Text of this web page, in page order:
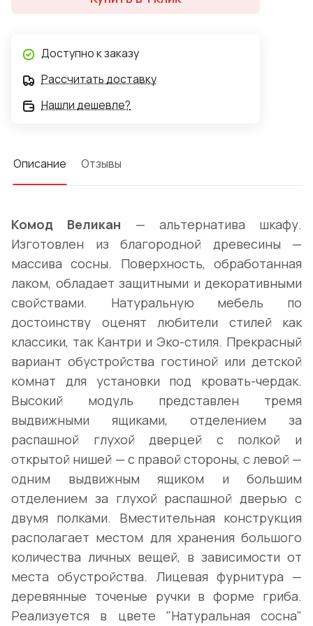
"Натуральная сосна" производства мебельной
Доступно к заказу
Рассчитать доставку
Нашли дешевле?
Описание Отзывы
Комод Великан — альтернатива шкафу.
Изготовлен из благородной древесины —
массива сосны. Поверхность, обработанная
лаком, обладает защитными и декоративными
свойствами. Натуральную мебель по
достоинству оценят любители стилей как
классики, так Кантри и Эко-стиля. Прекрасный
вариант обустройства гостиной или детской
комнат для установки под кровать-чердак.
Высокий модуль представлен тремя
выдвижными ящиками, отделением за
распашной глухой дверцей с полкой и
открытой нишей — с правой стороны, с левой —
одним выдвижным ящиком и большим
отделением за глухой распашной дверью с
двумя полками. Вместительная конструкция
располагает местом для хранения большого
количества личных вещей, в зависимости от
места обустройства. Лицевая фурнитура —
деревянные точеные ручки в форме гриба.
Реализуется в цвете "Натуральная сосна"